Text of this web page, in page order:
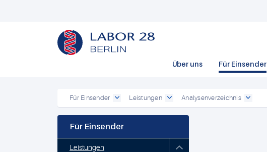
Über uns Für Einsender
Für Einsender Leistungen Analysenverzeichnis
Für Einsender
Leistungen